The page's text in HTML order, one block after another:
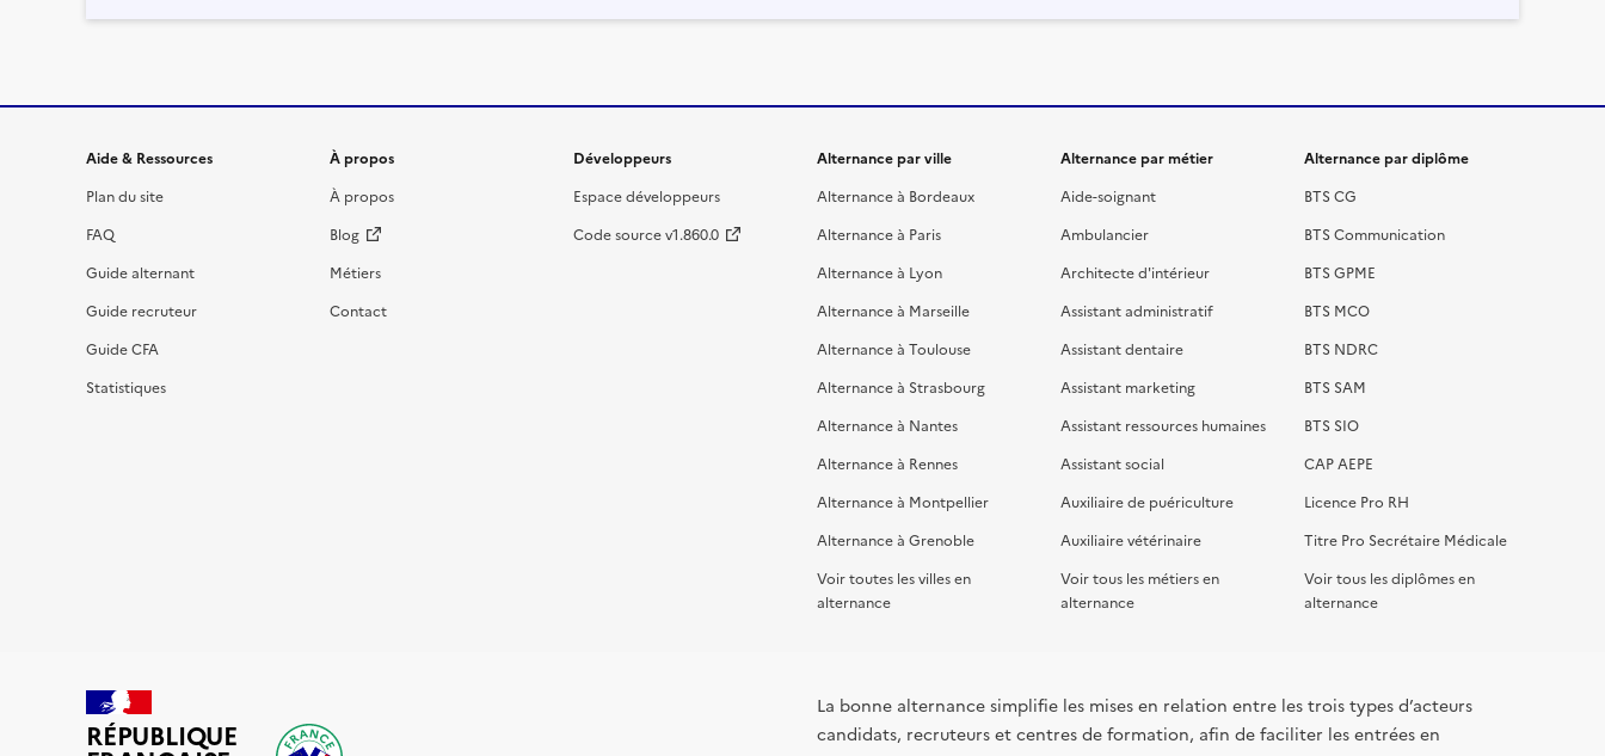
Informations et liens du site
Aide & Ressources
Plan du site
FAQ
Guide alternant
Guide recruteur
Guide CFA
Statistiques
À propos
À propos
Blog
Métiers
Contact
Développeurs
Espace développeurs
Code source v1.860.0
Alternance par ville
Alternance à Bordeaux
Alternance à Paris
Alternance à Lyon
Alternance à Marseille
Alternance à Toulouse
Alternance à Strasbourg
Alternance à Nantes
Alternance à Rennes
Alternance à Montpellier
Alternance à Grenoble
Voir toutes les villes en
alternance
Alternance par métier
Aide-soignant
Ambulancier
Architecte d'intérieur
Assistant administratif
Assistant dentaire
Assistant marketing
Assistant ressources humaines
Assistant social
Auxiliaire de puériculture
Auxiliaire vétérinaire
Voir tous les métiers en
alternance
Alternance par diplôme
BTS CG
BTS Communication
BTS GPME
BTS MCO
BTS NDRC
BTS SAM
BTS SIO
CAP AEPE
Licence Pro RH
Titre Pro Secrétaire Médicale
Voir tous les diplômes en
alternance
RÉPUBLIQUE
La bonne alternance simplifie les mises en relation entre les trois types d’acteurs
candidats, recruteurs et centres de formation, afin de faciliter les entrées en